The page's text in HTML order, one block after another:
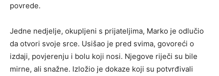
povrede.
Jedne nedjelje, okupljeni s prijateljima, Marko je odlučio
da otvori svoje srce. Usišao je pred svima, govoreći o
izdaji, povjerenju i bolu koji nosi. Njegove riječi su bile
mirne, ali snažne. Izložio je dokaze koji su potvrđivali